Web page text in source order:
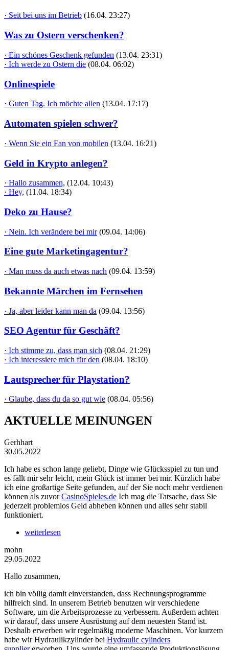
· Seit bei uns im Betrieb (16.04. 23:27)
Was zu Ostern verschenken?
· Ein schönes Geschenk gefunden (13.04. 23:31)
· Ich werde zu Ostern die (08.04. 06:02)
Onlinespiele
· Guten Tag. Ich möchte allen (13.04. 17:17)
Automaten spielen schwer?
· Wenn Sie ein Fan von mobilen (13.04. 16:21)
Geld in Krypto anlegen?
· Hallo zusammen, (12.04. 10:43)
· Hey, (11.04. 18:34)
Deko zu Hause?
· Nein. Ich verändere bei mir (09.04. 14:06)
Eine gute Marketingagentur?
· Man muss da auch etwas nach (09.04. 13:59)
Bekannte Märchen im Fernsehen
· Ja, aber leider kann man da (09.04. 13:56)
SEO Agentur für Geschäft?
· Ich stimme zu, dass man sich (08.04. 21:29)
· Ich interessiere mich für den (08.04. 18:10)
Lautsprecher für Playstation?
· Glaube, dass du da so gut wie (08.04. 05:56)
AKTUELLE MEINUNGEN
Gerhhart
30.05.2022
Ich habe es schon lange geliebt, Dinge wie Glücksspiel zu tun und
es fällt mir sehr leicht, mein Glück ist immer bei mir. Kürzlich habe
ich eine großartige Seite gefunden, auf der Sie noch mehr verdienen
können als zuvorCasinoSpieles.de Ich mag die Tatsache, dass Sie
jederzeit problemlos Geld abheben können und alles sehr stabil
funktioniert.
weiterlesen
mohn
29.05.2022
Hallo zusammen,
ich bin völlig damit einverstanden, dass Rechnungsprogramme
hilfreich sind. In unserem Betrieb benutzen wir verschiedene
Software, um die Arbeitsprozesse zu verbessern. Außerdem achten
wir darauf, dass unsere Ausrüstung auf dem neuesten Stand ist.
Deshalb erwerben wir regelmäßig moderne Maschinen. Vor kurzem
habe wir Hydraulikzylinder bei Hydraulic cylinders